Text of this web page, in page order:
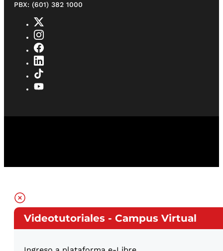
PBX: (601) 382 1000
Videotutoriales - Campus Virtual